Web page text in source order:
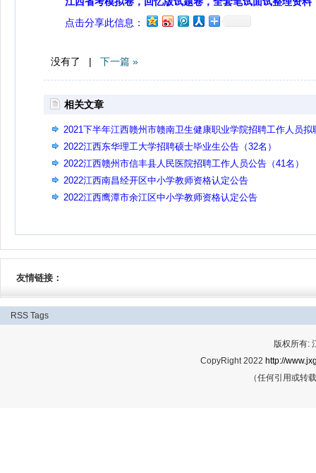
点击分享此信息：
没有了 | 下一篇 »
相关文章
2021下半年江西赣州市赣南卫生健康职业学院招聘工作人员拟
人员公示
2022江西东华理工大学招聘硕士毕业生公告（32名）
2022江西赣州市信丰县人民医院招聘工作人员公告（41名）
2022江西南昌经开区中小学教师资格认定公告
2022江西鹰潭市余江区中小学教师资格认定公告
友情链接：
RSS Tags
版权所有:
CopyRight 2022 http://
（任何引用或转